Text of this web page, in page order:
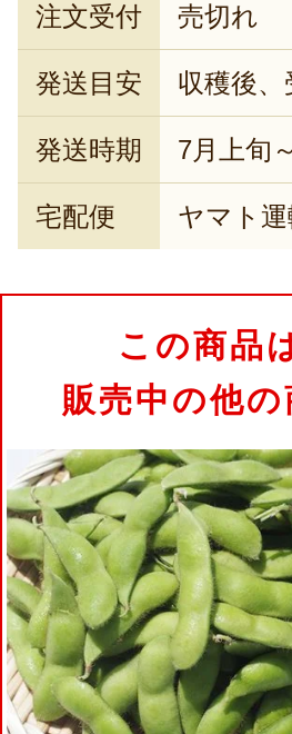
注文受付 売切れ
発送目安 収穫後
発送時期 7月上旬～
宅配便 ヤマト
この商品
販売中の他